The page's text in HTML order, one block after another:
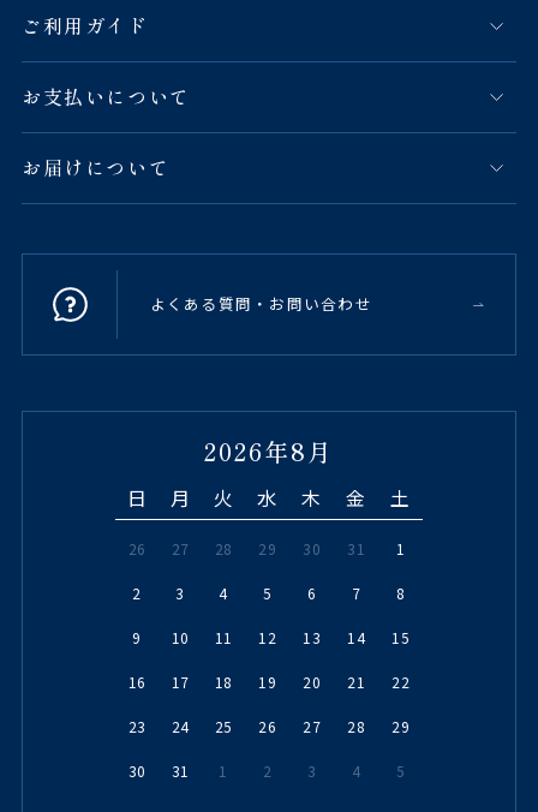
ご利用ガイド
お支払いについて
お届けについて
よくある質問・お問い合わせ
2026年8月
日 月 火 水 木 金 土
26 27 28 29 30 31 1
2 3 4 5 6 7 8
9 10 11 12 13 14 15
16 17 18 19 20 21 22
23 24 25 26 27 28 29
30 31 1 2 3 4 5